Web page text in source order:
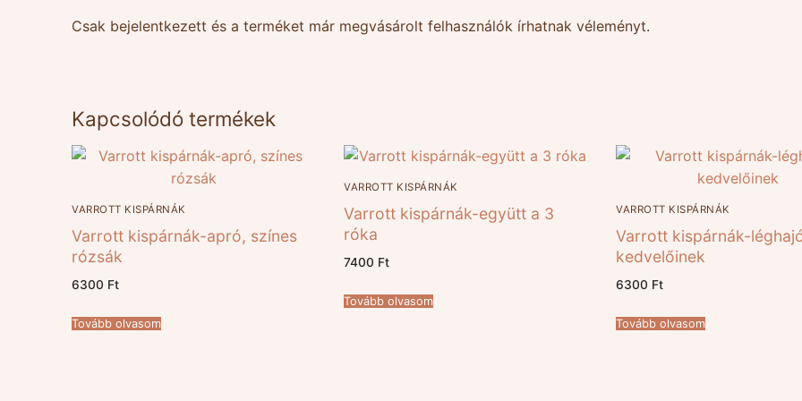
Csak bejelentkezett és a terméket már megvásárolt felhasználók írhatnak véleményt.
Kapcsolódó termékek
VARROTT KISPÁRNÁK
Varrott kispárnák-apró, színes
rózsák
6300 Ft
Tovább olvasom
VARROTT KISPÁRNÁK
Varrott kispárnák-együtt a 3
róka
7400 Ft
Tovább olvasom
VARROTT KISPÁRNÁK
Varrott kispárnák-
kedvelőinek
6300 Ft
Tovább olvasom